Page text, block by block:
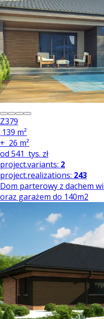
Z379
139 m²
+ 26 m²
od 541 tys. zł
project.variants: 2
project.realizations: 243
Dom parterowy z dachem
oraz garażem do 140m2